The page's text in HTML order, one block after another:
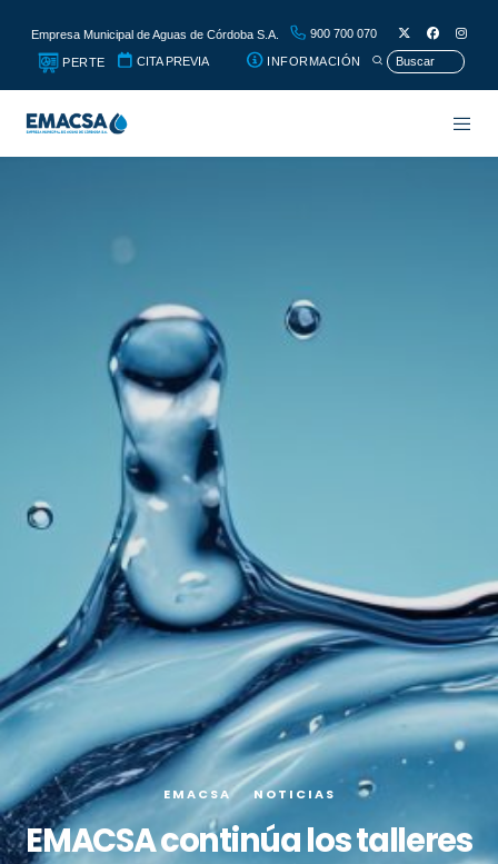
Empresa Municipal de Aguas de Córdoba S.A. 900 700 070
PERTE CITA PREVIA INFORMACIÓN
EMACSA NOTICIAS
EMACSA continúa los talleres